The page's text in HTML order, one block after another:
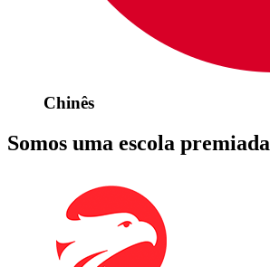
Chinês
Somos uma escola premiada